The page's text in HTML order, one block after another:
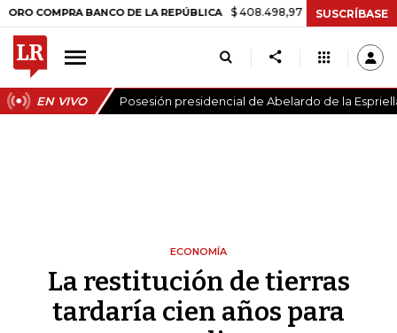
BANCO DE LA REPÚBLICA $ 408.498,97 +$ 8.753,81 +2,19%
SUSCRÍBASE
EN VIVO Posesión presidencial de Abelardo de la
ECONOMÍA
La restitución de tierras
tardaría cien años para